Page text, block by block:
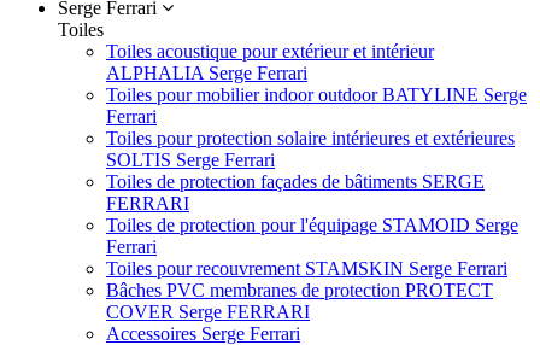
Serge Ferrari
Toiles
Toiles acoustique pour extérieur et intérieur
ALPHALIA Serge Ferrari
Toiles pour mobilier indoor outdoor BATYLINE Serge
Ferrari
Toiles pour protection solaire intérieures et extérieures
SOLTIS Serge Ferrari
Toiles de protection façades de bâtiments SERGE
FERRARI
Toiles de protection pour l'équipage STAMOID Serge
Ferrari
Toiles pour recouvrement STAMSKIN Serge Ferrari
Bâches PVC membranes de protection PROTECT
COVER Serge FERRARI
Accessoires Serge Ferrari